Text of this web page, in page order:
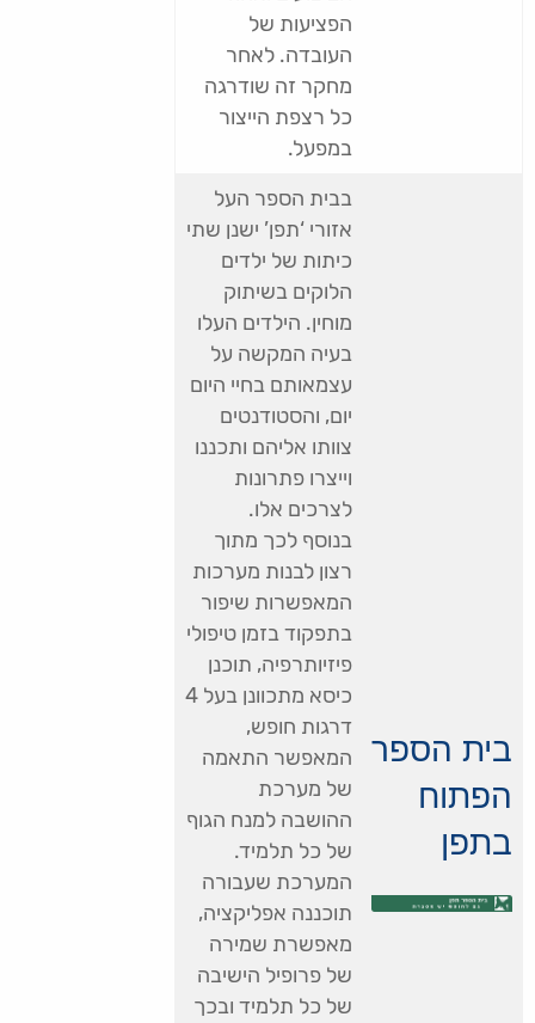
הפציעות של
העובדה. לאחר
מחקר זה שודרגה
כל רצפת הייצור
במפעל.
בית הספר
הפתוח
בתפן
בבית הספר העל
אזורי ‘תפן’ ישנן שתי
כיתות של ילדים
הלוקים בשיתוק
מוחין. הילדים העלו
בעיה המקשה על
עצמאותם בחיי היום
יום, והסטודנטים
צוותו אליהם ותכננו
וייצרו פתרונות
לצרכים אלו.
בנוסף לכך מתוך
רצון לבנות מערכות
המאפשרות שיפור
בתפקוד בזמן טיפולי
פיזיותרפיה, תוכנן
כיסא מתכוונן בעל 4
דרגות חופש,
המאפשר התאמה
של מערכת
ההושבה למנח הגוף
של כל תלמיד.
המערכת שעבורה
תוכננה אפליקציה,
מאפשרת שמירה
של פרופיל הישיבה
של כל תלמיד ובכך